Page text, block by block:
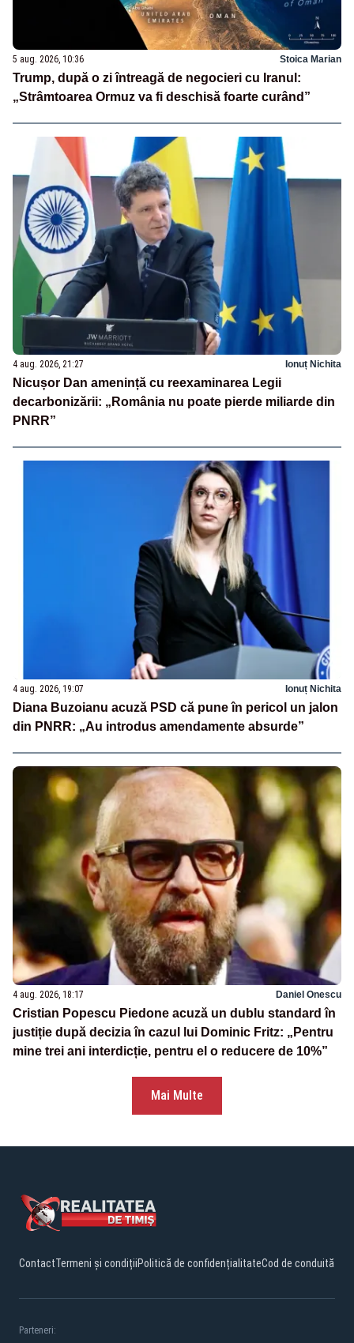
5 aug. 2026, 10:36 Stoica Marian
Trump, după o zi întreagă de negocieri cu Iranul:
„Strâmtoarea Ormuz va fi deschisă foarte curând”
4 aug. 2026, 21:27 Ionuț Nichita
Nicușor Dan amenință cu reexaminarea Legii
decarbonizării: „România nu poate pierde miliarde din
PNRR”
4 aug. 2026, 19:07 Ionuț Nichita
Diana Buzoianu acuză PSD că pune în pericol un jalon
din PNRR: „Au introdus amendamente absurde”
4 aug. 2026, 18:17 Daniel Onescu
Cristian Popescu Piedone acuză un dublu standard în
justiție după decizia în cazul lui Dominic Fritz: „Pentru
mine trei ani interdicție, pentru el o reducere de 10%”
Mai Multe
ContactTermeni și condițiiPolitică de confidențialitateCod de conduită
Parteneri: